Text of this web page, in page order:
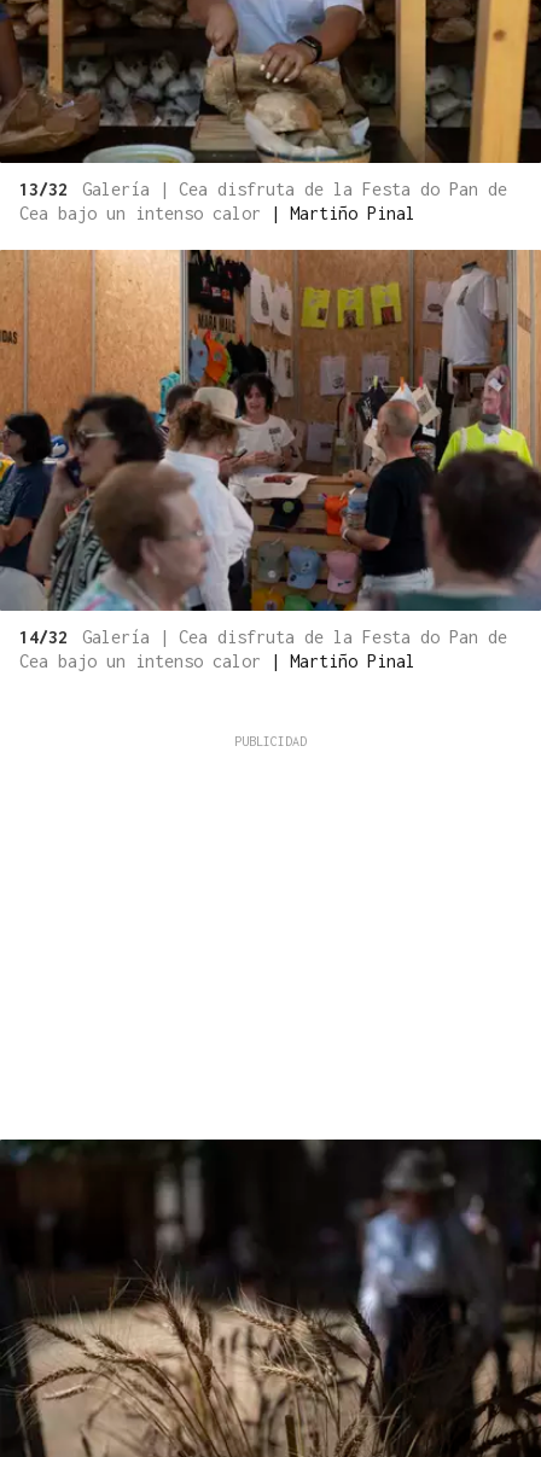
13/32
Galería | Cea disfruta de la Festa do Pan de
Cea bajo un intenso calor
| Martiño Pinal
14/32
Galería | Cea disfruta de la Festa do Pan de
Cea bajo un intenso calor
| Martiño Pinal